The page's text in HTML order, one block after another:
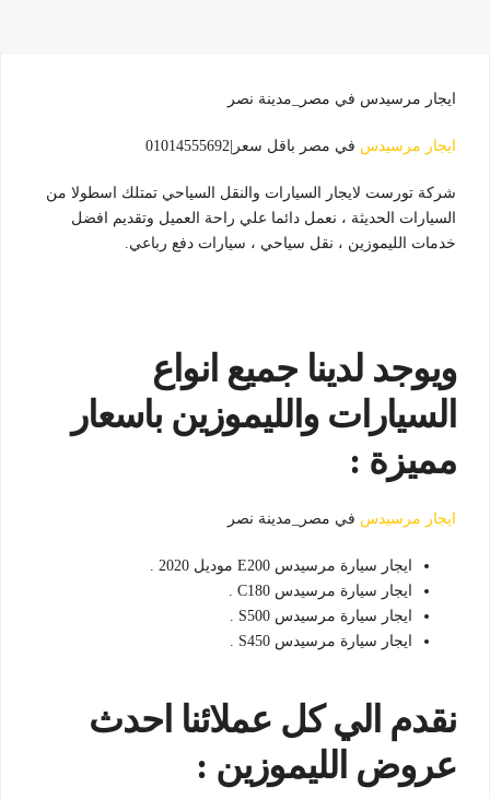
ايجار مرسيدس في مصر_مدينة نصر
ايجار مرسيدس في مصر باقل سعر|01014555692
شركة تورست لايجار السيارات والنقل السياحي تمتلك اسطولا من
السيارات الحديثة ، نعمل دائما علي راحة العميل وتقديم افضل
خدمات الليموزين ، نقل سياحي ، سيارات دفع رباعي.
ويوجد لدينا جميع انواع
السيارات والليموزين باسعار
مميزة :
ايجار مرسيدس في مصر_مدينة نصر
ايجار سيارة مرسيدس E200 موديل 2020 .
ايجار سيارة مرسيدس C180 .
ايجار سيارة مرسيدس S500 .
ايجار سيارة مرسيدس S450 .
نقدم الي كل عملائنا احدث
عروض الليموزين :